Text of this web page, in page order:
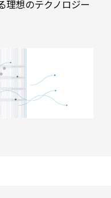
理想のテクノロジー